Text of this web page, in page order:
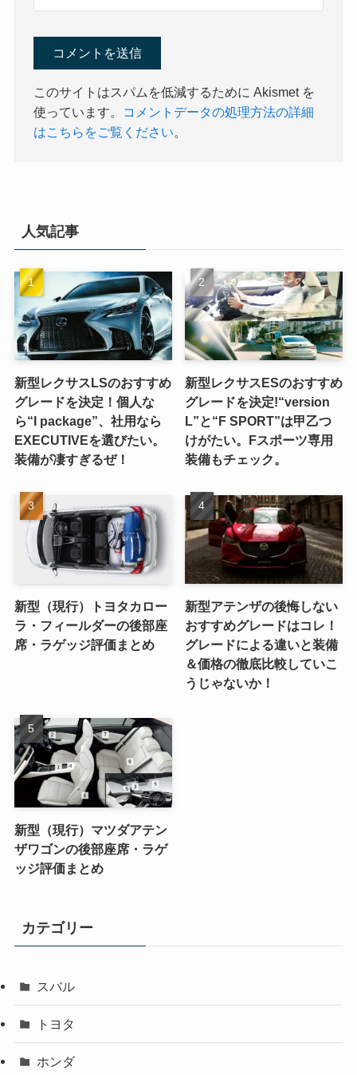
このサイトはスパムを低減するために Akismet を
使っています。
コメントデータの処理方法の詳細
はこちらをご覧ください。
人気記事
新型レクサスLSのおすすめ
グレードを決定！個人な
ら“I package”、社用なら
EXECUTIVEを選びたい。
装備が凄すぎるぜ！
新型レクサスESのおすすめ
グレードを決定!“version
L”と“F SPORT”は甲乙つ
けがたい。Fスポーツ専用
装備もチェック。
新型（現行）トヨタカロー
ラ・フィールダーの後部座
席・ラゲッジ評価まとめ
新型アテンザの後悔しない
おすすめグレードはコレ！
グレードによる違いと装備
＆価格の徹底比較していこ
うじゃないか！
新型（現行）マツダアテン
ザワゴンの後部座席・ラゲ
ッジ評価まとめ
カテゴリー
スバル
トヨタ
ホンダ